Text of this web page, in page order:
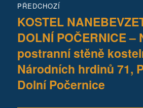
pro
příspěvek
PŘEDCHOZÍ
Předchozí
příspěvek:
KOSTEL
DOLNÍ POČERNICE –
postranní stěně
Národních hrdinů 71,
Dolní Počernice